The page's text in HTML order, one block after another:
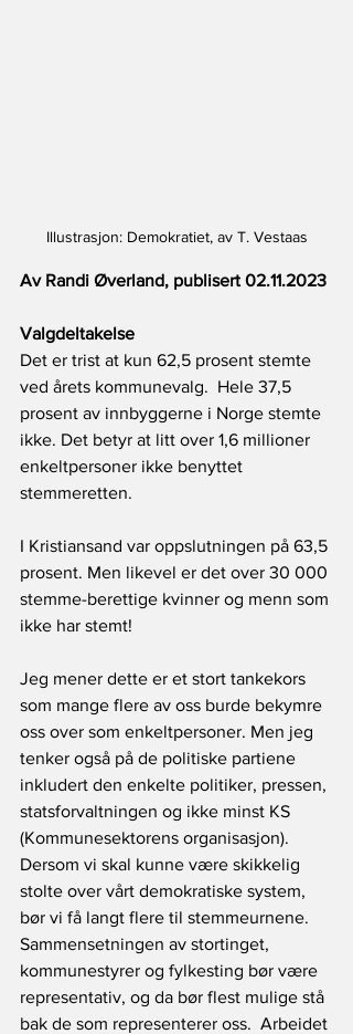
Illustrasjon: Demokratiet, av T. Vestaas
Av Randi Øverland, publisert 02.11.2023
Valgdeltakelse
Det er trist at kun 62,5 prosent stemte
ved årets kommunevalg.  Hele 37,5
prosent av innbyggerne i Norge stemte
ikke. Det betyr at litt over 1,6 millioner
enkeltpersoner ikke benyttet
stemmeretten.
I Kristiansand var oppslutningen på 63,5
prosent. Men likevel er det over 30 000
stemme-berettige kvinner og menn som
ikke har stemt!
Jeg mener dette er et stort tankekors
som mange flere av oss burde bekymre
oss over som enkeltpersoner. Men jeg
tenker også på de politiske partiene
inkludert den enkelte politiker, pressen,
statsforvaltningen og ikke minst KS
(Kommunesektorens organisasjon).
Dersom vi skal kunne være skikkelig
stolte over vårt demokratiske system,
bør vi få langt flere til stemmeurnene.
Sammensetningen av stortinget,
kommunestyrer og fylkesting bør være
representativ, og da bør flest mulige stå
bak de som representerer oss.  Arbeidet